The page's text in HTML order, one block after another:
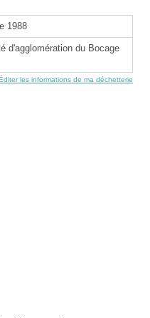
1988
d'agglomération du Bocage
les informations de ma déchetterie